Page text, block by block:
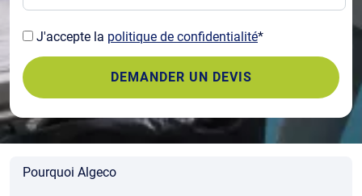
J'accepte la politique de confidentialité*
Pourquoi Algeco